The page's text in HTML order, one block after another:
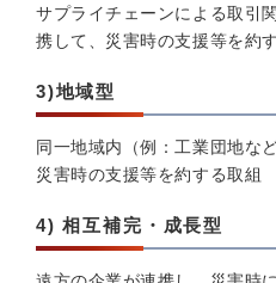
サプライチェーンによる取引
携して、災害時の支援等を約
3)地域型
同一地域内（例：工業団地な
災害時の支援等を約する取組
4) 相互補完・成長型